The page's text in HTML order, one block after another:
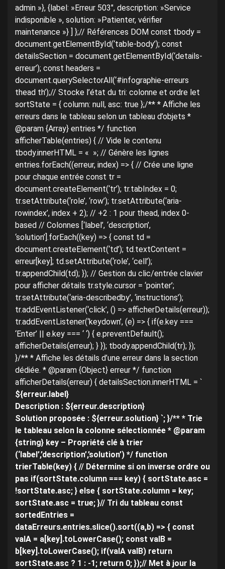
admin »}, {label: »Erreur 503″, description: »Service
indisponible », solution: »Patienter, vérifier
maintenance »} ] };// Références DOM const tbody =
document.getElementById(‘table-body’); const
detailsSection = document.getElementById(‘details-
erreur’); const headers =
document.querySelectorAll(‘#infographie-erreurs
thead th’);// Stocke l’état du tri: colonne et ordre let
sortState = { column: null, asc: true };/** * Affiche les
erreurs dans le tableau selon un tableau d’objets *
@param {Array} entries */ function
afficherTable(entries) { // Vide le contenu
tbody.innerHTML = « »; // Génère les lignes
entries.forEach((erreur, index) => { // Crée une ligne
pour chaque entrée const tr =
document.createElement(‘tr’); tr.tabIndex = 0;
tr.setAttribute(‘role’, ‘row’); tr.setAttribute(‘aria-
rowindex’, index + 2); // +2 : 1 pour thead, index 0-
based // Colonnes [‘label’, ‘description’,
‘solution’].forEach((key) => { const td =
document.createElement(‘td’); td.textContent =
erreur[key]; td.setAttribute(‘role’, ‘cell’);
tr.appendChild(td); }); // Gestion du clic/entrée clavier
pour afficher détails tr.style.cursor = ‘pointer’;
tr.setAttribute(‘aria-describedby’, ‘instructions’);
tr.addEventListener(‘click’, () => afficherDetails(erreur));
tr.addEventListener(‘keydown’, (e) => { if(e.key ===
‘Enter’ || e.key === ‘ ‘) { e.preventDefault();
afficherDetails(erreur); } }); tbody.appendChild(tr); });
}/** * Affiche les détails d’une erreur dans la section
dédiée. * @param {Object} erreur */ function
afficherDetails(erreur) { detailsSection.innerHTML = `
${erreur.label}
Description : ${erreur.description}
Solution proposée : ${erreur.solution} `; }/** * Trie
le tableau selon la colonne sélectionnée * @param
{string} key – Propriété clé à trier
(‘label’,’description’,’solution’) */ function
trierTable(key) { // Détermine si on inverse ordre ou
pas if(sortState.column === key) { sortState.asc =
!sortState.asc; } else { sortState.column = key;
sortState.asc = true; }// Tri du tableau const
sortedEntries =
dataErreurs.entries.slice().sort((a,b) => { const
valA = a[key].toLowerCase(); const valB =
b[key].toLowerCase(); if(valA valB) return
sortState.asc ? 1 : -1; return 0; });// Met à jour la